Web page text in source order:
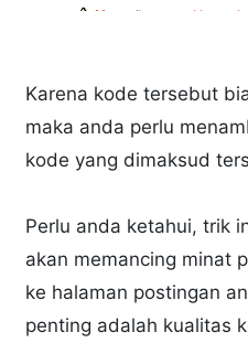
Karena kode tersebut
maka anda perlu
kode yang dimaksud
Perlu anda ketahui, trik
akan memancing minat
ke halaman postingan
penting adalah kualitas